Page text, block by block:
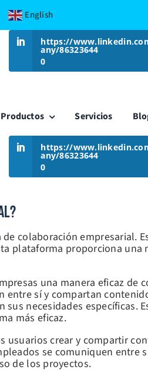
English
https://
any/86323644
0
Productos Servicios
https://
any/86323644
0
colaboración empresarial.
plataforma proporciona una
una manera eficaz
sí y compartan
necesidades específicas.
más eficaz.
usuarios crear y compartir
se comuniquen entre
de los proyectos.